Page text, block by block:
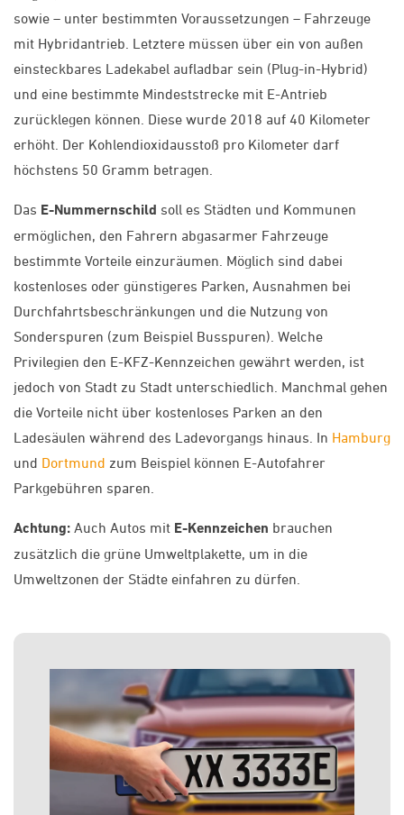
sowie – unter bestimmten Voraussetzungen – Fahrzeuge
mit Hybridantrieb. Letztere müssen über ein von außen
einsteckbares Ladekabel aufladbar sein (Plug-in-Hybrid)
und eine bestimmte Mindeststrecke mit E-Antrieb
zurücklegen können. Diese wurde 2018 auf 40 Kilometer
erhöht. Der Kohlendioxidausstoß pro Kilometer darf
höchstens 50 Gramm betragen.
Das E-Nummernschild soll es Städten und Kommunen
ermöglichen, den Fahrern abgasarmer Fahrzeuge
bestimmte Vorteile einzuräumen. Möglich sind dabei
kostenloses oder günstigeres Parken, Ausnahmen bei
Durchfahrtsbeschränkungen und die Nutzung von
Sonderspuren (zum Beispiel Busspuren). Welche
Privilegien den E-KFZ-Kennzeichen gewährt werden, ist
jedoch von Stadt zu Stadt unterschiedlich. Manchmal gehen
die Vorteile nicht über kostenloses Parken an den
Ladesäulen während des Ladevorgangs hinaus. In Hamburg
und Dortmund zum Beispiel können E-Autofahrer
Parkgebühren sparen.
Achtung: Auch Autos mit E-Kennzeichen brauchen
zusätzlich die grüne Umweltplakette, um in die
Umweltzonen der Städte einfahren zu dürfen.